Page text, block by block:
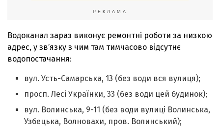
РЕКЛАМА
Водоканал зараз виконує ремонтні роботи за низкою
адрес, у звʼязку з чим там тимчасово відсутнє
водопостачання:
вул. Усть-Самарська, 13 (без води вся вулиця);
просп. Лесі Українки, 33 (без води цей будинок);
вул. Волинська, 9-11 (без води вулиці Волинська,
Узбецька, Волновахи, пров. Волинський);